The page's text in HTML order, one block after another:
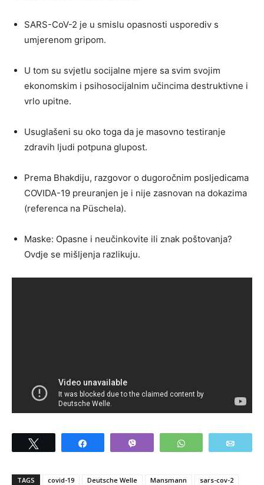
SARS-CoV-2 je u smislu opasnosti usporediv s
umjerenom gripom.
U tom su svjetlu socijalne mjere sa svim svojim
ekonomskim i psihosocijalnim učincima destruktivne i
vrlo upitne.
Usuglašeni su oko toga da je masovno testiranje
zdravih ljudi potpuna glupost.
Prema Bhakdiju, razgovor o dugoročnim posljedicama
COVIDA-19 preuranjen je i nije zasnovan na dokazima
(referenca na Püschela).
Maske: Opasne i neučinkovite ili znak poštovanja?
Ovdje se mišljenja razlikuju.
WhatsApp
TAGS covid-19 Deutsche Welle Mansmann
sars-cov-2